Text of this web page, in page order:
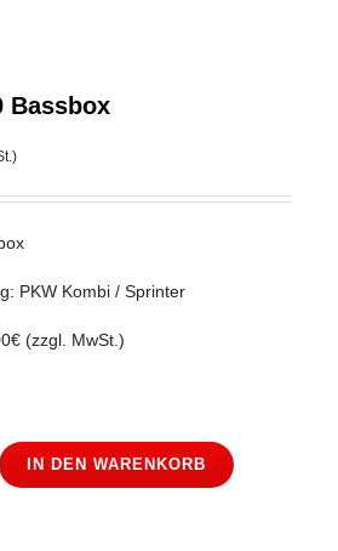
Bassbox
PKW Kombi / Sprinter
(zzgl. MwSt.)
IN DEN WARENKORB